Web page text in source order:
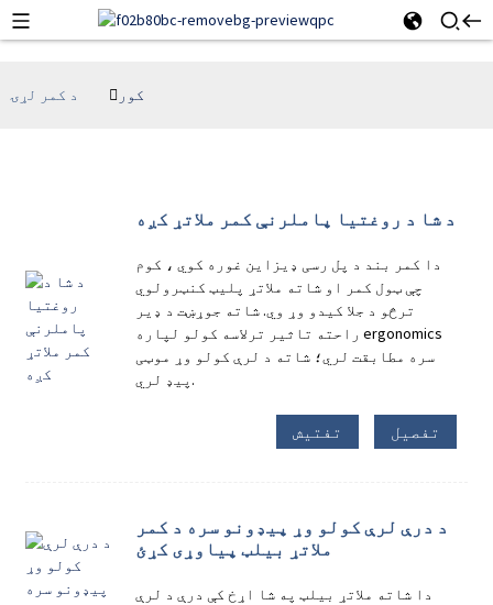
کور د کمر لړۍ
د شا د روغتیا پاملرنې کمر ملاتړ کږه
دا کمر بند د پل رسی ډیزاین غوره کوي ، کوم
چې ټول کمر او شاته ملاتړ پلیټ کنټرولوي
ترڅو د جلا کیدو وړ وي. شاته جوړښت د ډیر
راحته تاثیر ترلاسه کولو لپاره ergonomics
سره مطابقت لري؛ شاته د لرې کولو وړ موټی
پیډ لري.
تفتیش تفصیل
د درې لرې کولو وړ پیډونو سره د کمر
ملاتړ بیلټ پیاوړی کړئ
دا شاته ملاتړ بیلټ په شا اړخ کې درې د لرې